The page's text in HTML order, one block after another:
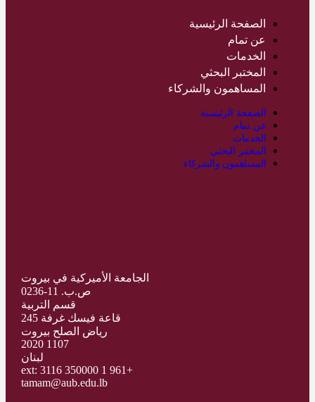
الصفحة الرئيسية
عن تمام
الخدمات
المختبر البحثي
المساهمون والشركاء
الصفحة الرئيسية
عن تمام
الخدمات
المختبر البحثي
المساهمون والشركاء
الجامعة الأميركية في بيروت
ص.ب. 11-0236
قسم التربية
قاعة فيسك غرفة 245
رياض الصلح بيروت
1107 2020
لبنان
+961 1 350000 ext: 3116
tamam@aub.edu.lb